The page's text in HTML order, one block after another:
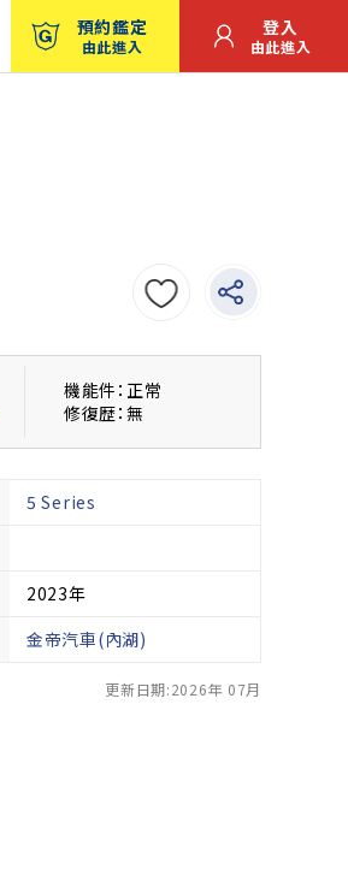
預約鑑定
由此進入
登入
由此進入
機能件：正常
修復歴：無
5 Series
2023年
金帝汽車(內湖)
更新日期:2026年 07月